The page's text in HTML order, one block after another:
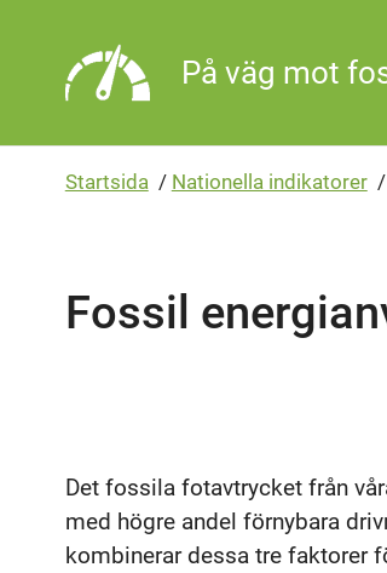
På väg mot
Startsida / Nationella indikatorer /
Fossil
Det fossila fotavtrycket från
med högre andel förnybara
kombinerar dessa tre faktorer